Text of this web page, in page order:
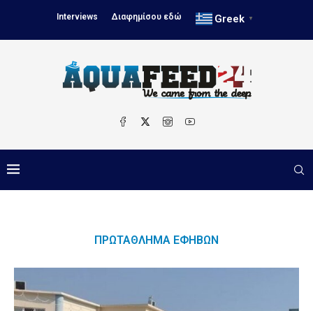
Interviews Διαφημίσου εδώ Greek ▼
ΠΡΩΤΆΘΛΗΜΑ ΕΦΉΒΩΝ